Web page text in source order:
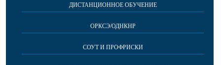
ДИСТАНЦИОННОЕ ОБУЧЕНИЕ
ОРКСЭ/ОДНКНР
СОУТ И ПРОФРИСКИ